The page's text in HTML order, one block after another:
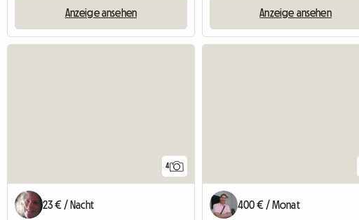
Anzeige ansehen Anzeige ansehen
4
23 € / Nacht 400 € / Monat